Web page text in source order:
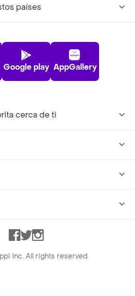
países
Google play AppGallery
cerca de ti
Facebook
TwitterInstagram
Inc. All rights reserved.